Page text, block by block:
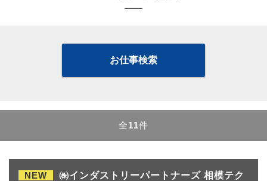
お仕事検索
全11件
NEW
㈱インダストリーパートナーズ 相模テク